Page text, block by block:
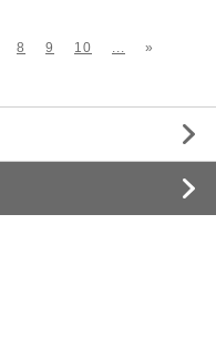
8 9 10 ... »